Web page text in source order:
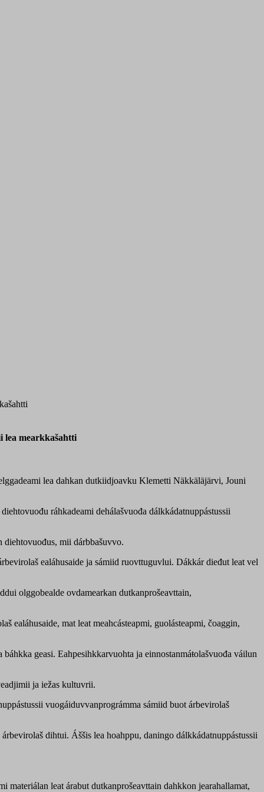
lea mearkkašahtti
lea dahkan dutkiidjoavku Klemetti Näkkäläjärvi, Jouni
ráhkadeami dehálašvuođa dálkkádatnuppástussii
diehtovuođus, mii dárbbašuvvo.
ealáhusaide ja sámiid ruovttuguvlui. Dákkár dieđut leat vel
olggobealde ovdamearkan dutkanprošeavttain,
ealáhusaide, mat leat meahcásteapmi, guolásteapmi, čoaggin,
geasi. Eahpesihkkarvuohta ja einnostanmáŧolašvuođa váilun
ja iežas kultuvrii.
vuogáiduvvanprográmma sámiid buot árbevirolaš
dihtui. Áššis lea hoahppu, daningo dálkkádatnuppástussii
leat árabut dutkanprošeavttain dahkkon jearahallamat,